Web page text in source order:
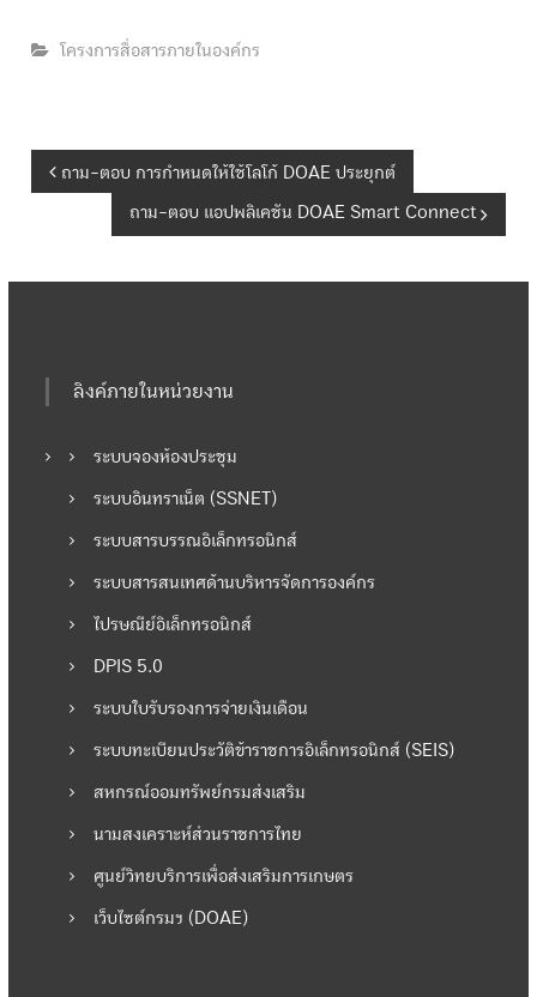
โครงการสื่อสารภายในองค์กร
แ
ะ
น
ว
ถาม-ตอบ การกำหนดให้ใช้โลโก้ DOAE ประยุกต์
ถาม-ตอบ แอปพลิเคชัน DOAE Smart Connect
ลิงค์ภายในหน่วยงาน
ระบบจองห้องประชุม
ระบบอินทราเน็ต (SSNET)
ระบบสารบรรณอิเล็กทรอนิกส์
ระบบสารสนเทศด้านบริหารจัดการองค์กร
ไปรษณีย์อิเล็กทรอนิกส์
DPIS 5.0
ระบบใบรับรองการจ่ายเงินเดือน
ระบบทะเบียนประวัติข้าราชการอิเล็กทรอนิกส์ (SEIS)
สหกรณ์ออมทรัพย์กรมส่งเสริม
นามสงเคราะห์ส่วนราชการไทย
ศูนย์วิทยบริการเพื่อส่งเสริมการเกษตร
เว็บไซต์กรมฯ (DOAE)